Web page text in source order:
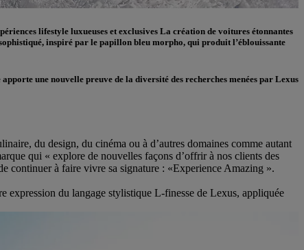
lifestyle luxueuses et exclusives La création de voitures étonnantes
inspiré par le papillon bleu morpho, qui produit l’éblouissante
une nouvelle preuve de la diversité des recherches menées par Lexus
du design, du cinéma ou à d’autres domaines comme autant
qui « explore de nouvelles façons d’offrir à nos clients des
continuer à faire vivre sa signature : «Experience Amazing ».
expression du langage stylistique L-finesse de Lexus, appliquée